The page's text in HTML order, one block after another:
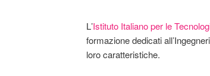
LʼIstituto Italiano per le
formazione dedicati
loro caratteristiche.